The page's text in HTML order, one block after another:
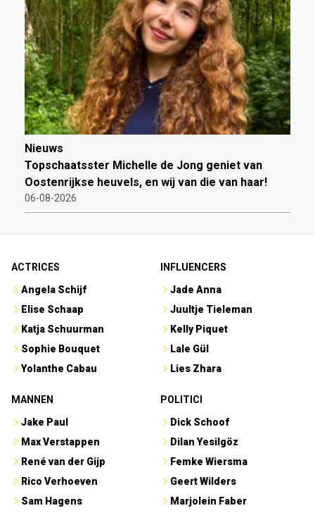
Nieuws
Topschaatsster Michelle de Jong geniet van
Oostenrijkse heuvels, en wij van die van haar!
06-08-2026
ACTRICES
Angela Schijf
Elise Schaap
Katja Schuurman
Sophie Bouquet
Yolanthe Cabau
INFLUENCERS
Jade Anna
Juultje Tieleman
Kelly Piquet
Lale Gül
Lies Zhara
MANNEN
Jake Paul
Max Verstappen
René van der Gijp
Rico Verhoeven
Sam Hagens
POLITICI
Dick Schoof
Dilan Yesilgöz
Femke Wiersma
Geert Wilders
Marjolein Faber